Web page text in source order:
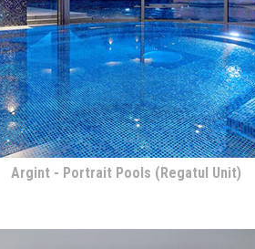
Argint - Portrait Pools (Regatul Unit)